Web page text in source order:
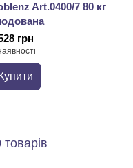
Art.0400/7 80 кг
грн
Купити